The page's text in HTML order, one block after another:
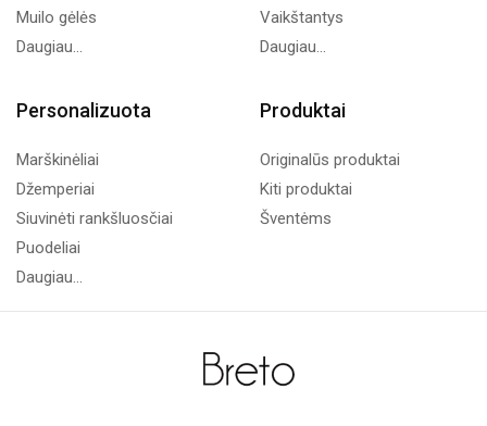
Muilo gėlės
Daugiau...
Vaikštantys
Daugiau...
Personalizuota
Marškinėliai
Džemperiai
Siuvinėti rankšluosčiai
Puodeliai
Daugiau...
Produktai
Originalūs produktai
Kiti produktai
Šventėms